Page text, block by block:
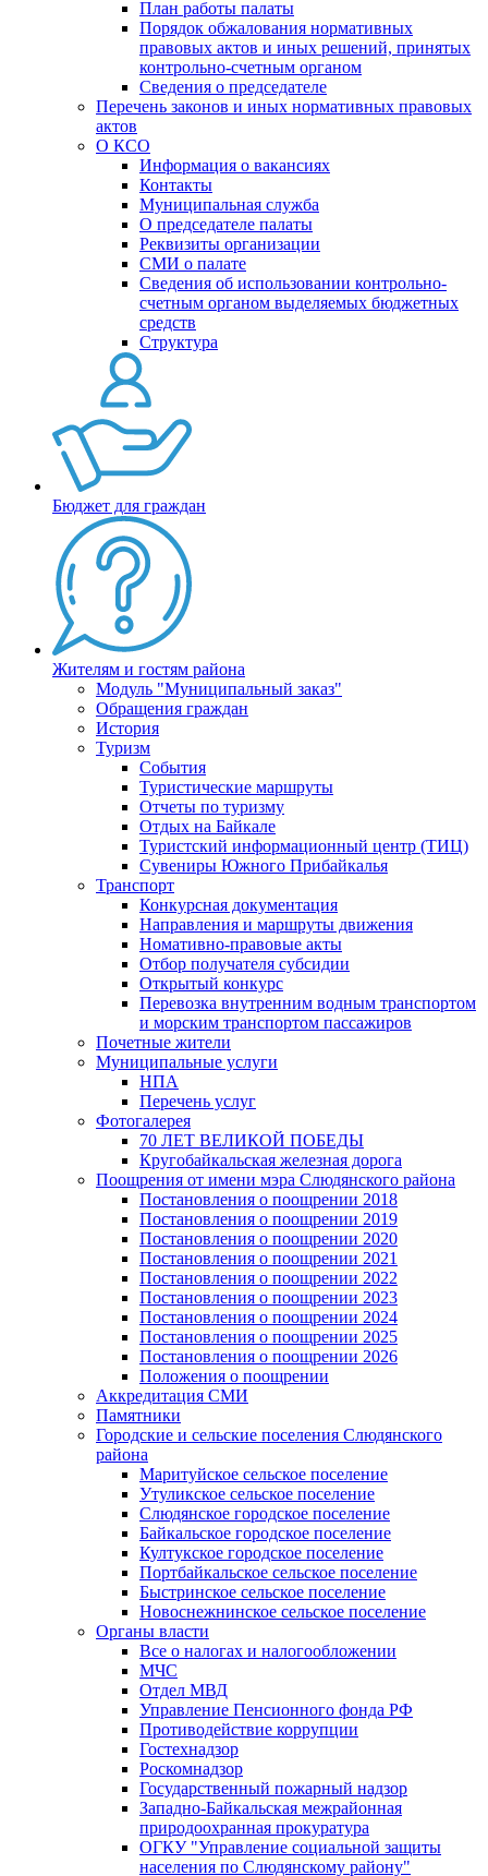
План работы палаты
Порядок обжалования нормативных
правовых актов и иных решений, принятых
контрольно-счетным органом
Сведения о председателе
Перечень законов и иных нормативных правовых
актов
О КСО
Информация о вакансиях
Контакты
Муниципальная служба
О председателе палаты
Реквизиты организации
СМИ о палате
Сведения об использовании контрольно-
счетным органом выделяемых бюджетных
средств
Структура
Бюджет для граждан
Жителям и гостям района
Модуль "Муниципальный заказ"
Обращения граждан
История
Туризм
События
Туристические маршруты
Отчеты по туризму
Отдых на Байкале
Туристский информационный центр (ТИЦ)
Сувениры Южного Прибайкалья
Транспорт
Конкурсная документация
Направления и маршруты движения
Номативно-правовые акты
Отбор получателя субсидии
Открытый конкурс
Перевозка внутренним водным транспортом
и морским транспортом пассажиров
Почетные жители
Муниципальные услуги
НПА
Перечень услуг
Фотогалерея
70 ЛЕТ ВЕЛИКОЙ ПОБЕДЫ
Кругобайкальская железная дорога
Поощрения от имени мэра Слюдянского района
Постановления о поощрении 2018
Постановления о поощрении 2019
Постановления о поощрении 2020
Постановления о поощрении 2021
Постановления о поощрении 2022
Постановления о поощрении 2023
Постановления о поощрении 2024
Постановления о поощрении 2025
Постановления о поощрении 2026
Положения о поощрении
Аккредитация СМИ
Памятники
Городские и сельские поселения Слюдянского
района
Маритуйское сельское поселение
Утуликское сельское поселение
Слюдянское городское поселение
Байкальское городское поселение
Култукское городское поселение
Портбайкальское сельское поселение
Быстринское сельское поселение
Новоснежнинское сельское поселение
Органы власти
Все о налогах и налогообложении
МЧС
Отдел МВД
Управление Пенсионного фонда РФ
Противодействие коррупции
Гостехнадзор
Роскомнадзор
Государственный пожарный надзор
Западно-Байкальская межрайонная
природоохранная прокуратура
ОГКУ "Управление социальной защиты
населения по Слюдянскому району"